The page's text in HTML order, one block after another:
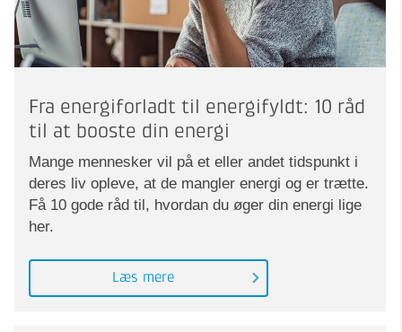
Fra energiforladt til energifyldt: 10 råd
til at booste din energi
Mange mennesker vil på et eller andet tidspunkt i
deres liv opleve, at de mangler energi og er trætte.
Få 10 gode råd til, hvordan du øger din energi lige
her.
Læs mere